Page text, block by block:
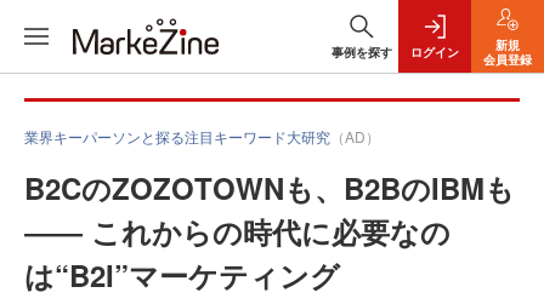
事例を探す ログイン
新規
会員登録
業界キーパーソンと探る注目キーワード大研究 （AD）
B2CのZOZOTOWNも、B2BのIBMも
―― これからの時代に必要なの
は“B2I”マーケティング